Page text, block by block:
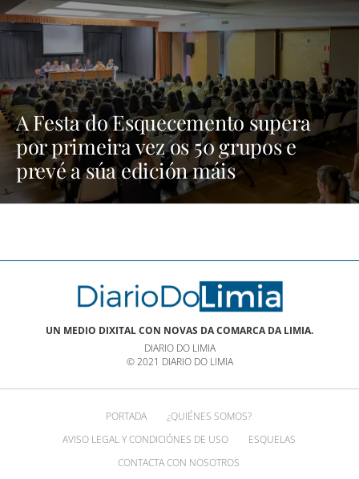
A Festa do Esquecemento supera
por primeira vez os 50 grupos e
prevé a súa edición máis
multitudinaria | NOTICIAS XINZO
UN MEDIO DIXITAL CON NOVAS DA COMARCA DA LIMIA.
DIARIO DO LIMIA
© 2021 DIARIO DO LIMIA
PORTADA
¿QUIÉNES SOMOS?
AVISO LEGAL Y CONDICIÓNES DE USO
ESQUELAS
CONTACTA CON NOSOTROS